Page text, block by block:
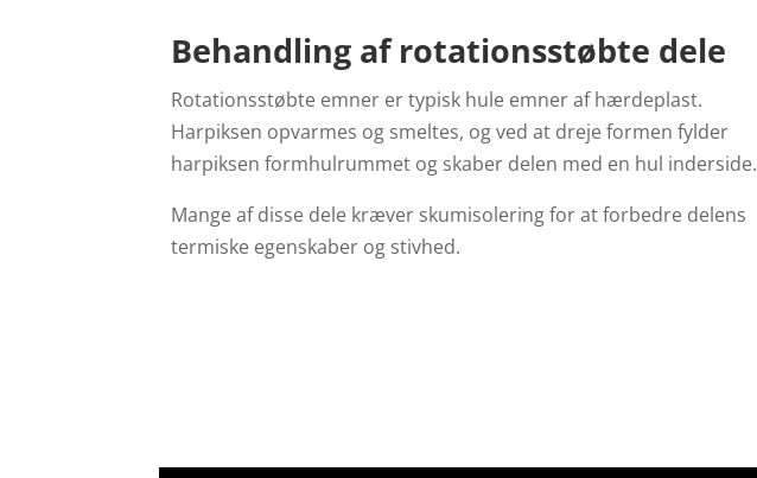
Behandling af rotationsstøbte dele
Rotationsstøbte emner er typisk hule emner af hærdeplast.
Harpiksen opvarmes og smeltes, og ved at dreje formen fylder
harpiksen formhulrummet og skaber delen med en hul inderside.
Mange af disse dele kræver skumisolering for at forbedre delens
termiske egenskaber og stivhed.